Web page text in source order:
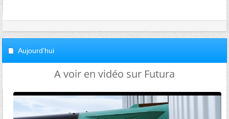
Aujourd'hui
A voir en vidéo sur Futura